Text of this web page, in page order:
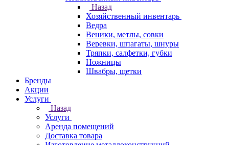
Назад
Хозяйственный инвентарь
Ведра
Веники, метлы, совки
Веревки, шпагаты, шнуры
Тряпки, салфетки, губки
Ножницы
Швабры, щетки
Бренды
Акции
Услуги
Назад
Услуги
Аренда помещений
Доставка товара